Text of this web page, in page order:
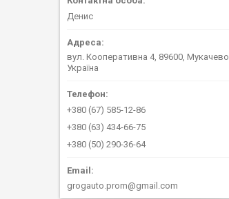
Денис
вул. Кооперативна 4, 89600, Мукачево,
Україна
+380 (67) 585-12-86
+380 (63) 434-66-75
+380 (50) 290-36-64
grogauto.prom@gmail.com